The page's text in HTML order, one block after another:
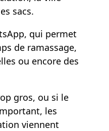
sacs.
qui permet
de ramassage,
ou encore des
gros, ou si le
les
viennent